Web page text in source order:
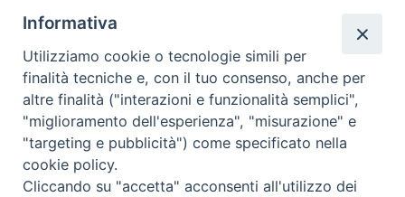
Arcidiocesi di Ravenna-Cervia
CONTATTI
Informativa
Utilizziamo cookie o tecnologie simili per
finalità tecniche e, con il tuo consenso, anche per
altre finalità ("interazioni e funzionalità semplici",
"miglioramento dell'esperienza", "misurazione" e
"targeting e pubblicità") come specificato nella
cookie policy.
Cliccando su "accetta" acconsenti all'utilizzo dei